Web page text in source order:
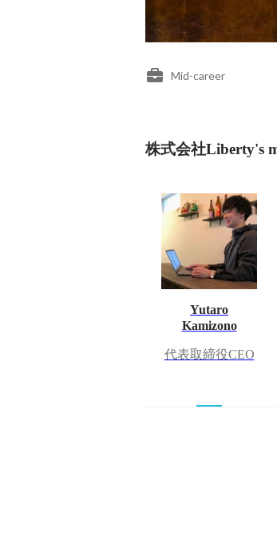
Mid-career
株式会社Liberty's
Yutaro
Kamizono
代表取締役CEO